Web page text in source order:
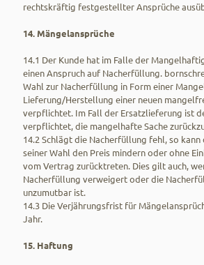
rechtskräftig festgestellter Ansprüche
14. Mängelansprüche
14.1 Der Kunde hat im Falle der
einen Anspruch auf Nacherfüllung.
Wahl zur Nacherfüllung in Form einer
Lieferung/Herstellung einer neuen
verpflichtet. Im Fall der Ersatzlieferung ist
verpflichtet, die mangelhafte Sache
14.2 Schlägt die Nacherfüllung fehl, so kann
seiner Wahl den Preis mindern oder ohne
vom Vertrag zurücktreten. Dies gilt auch,
Nacherfüllung verweigert oder die
unzumutbar ist.
14.3 Die Verjährungsfrist für
Jahr.
15. Haftung